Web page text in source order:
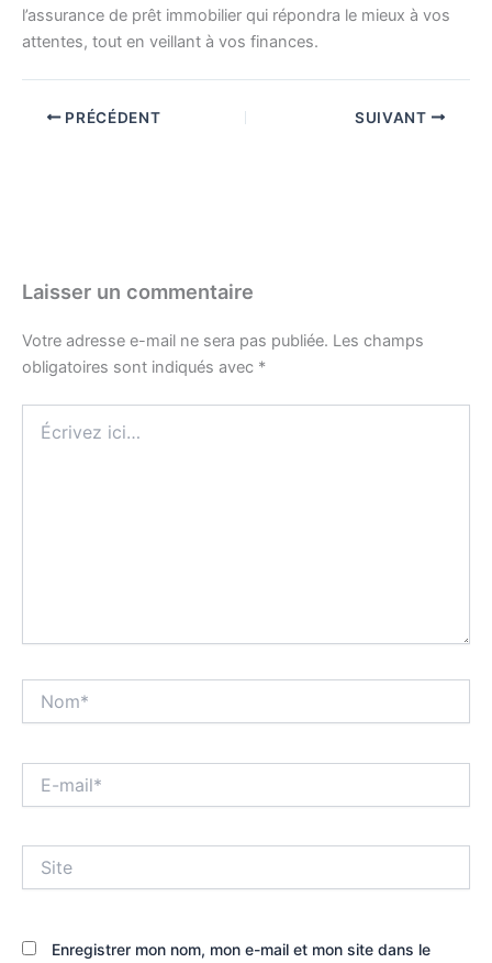
l’assurance de prêt immobilier qui répondra le mieux à vos
attentes, tout en veillant à vos finances.
PRÉCÉDENT SUIVANT
Laisser un commentaire
Votre adresse e-mail ne sera pas publiée. Les champs
obligatoires sont indiqués avec *
ici…
mail*
Enregistrer mon nom, mon e-mail et mon site dans le